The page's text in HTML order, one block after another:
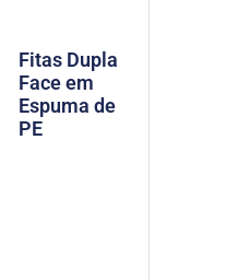
Fitas Dupla
Face em
Espuma de
PE